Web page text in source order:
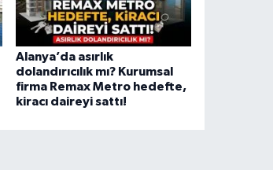
Alanya’da asırlık
dolandırıcılık mı? Kurumsal
firma Remax Metro hedefte,
kiracı daireyi sattı!